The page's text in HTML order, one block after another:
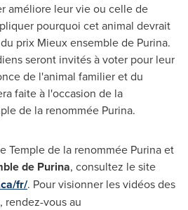
améliore leur vie ou celle de
pourquoi cet animal devrait
prix Mieux ensemble de Purina.
seront invités à voter pour leur
de l'animal familier et du
faite à l'occasion de la
de la renommée Purina.
Temple de la renommée Purina et
de Purina, consultez le site
fr/. Pour visionner les vidéos des
rendez-vous au